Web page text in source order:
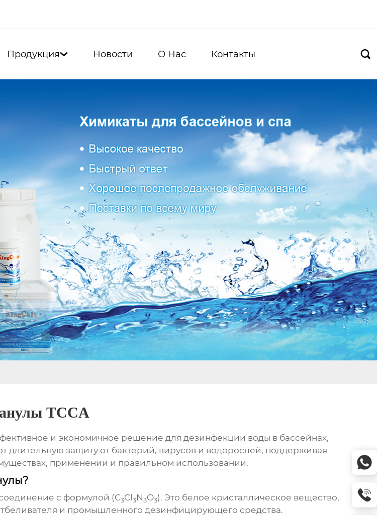
Продукция Новости О Hас Контакты 
TCCA
и экономичное решение для дезинфекции воды в бассейнах,
длительную защиту от бактерий, вирусов и водорослей, поддерживая
применении и правильном использовании.
с формулой (C3Cl 3N3O3). Это белое кристаллическое вещество,
и промышленного дезинфицирующего средства.